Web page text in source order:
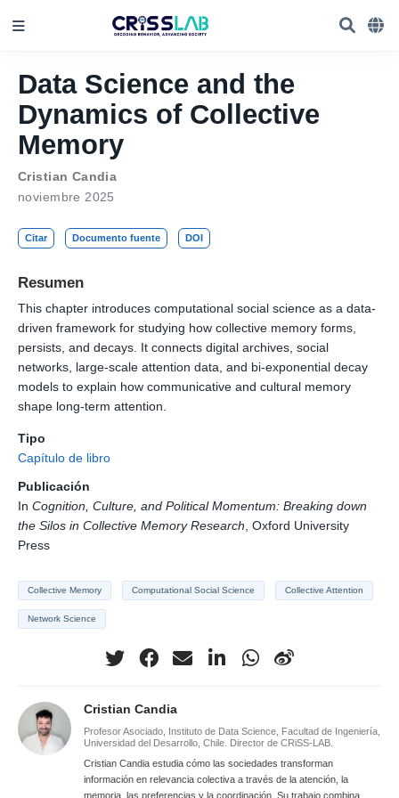
Data Science and the
Dynamics of Collective
Memory
Cristian Candia
noviembre 2025
Citar Documento fuente DOI
Resumen
This chapter introduces computational social science as a data-
driven framework for studying how collective memory forms,
persists, and decays. It connects digital archives, social
networks, large-scale attention data, and bi-exponential decay
models to explain how communicative and cultural memory
shape long-term attention.
Tipo
Capítulo de libro
Publicación
In Cognition, Culture, and Political Momentum: Breaking down
the Silos in Collective Memory Research, Oxford University
Press
Collective Memory Computational Social Science Collective Attention
Network Science
Cristian Candia
Profesor Asociado, Instituto de Data Science, Facultad de Ingeniería,
Universidad del Desarrollo, Chile. Director de CRiSS-LAB.
Cristian Candia estudia cómo las sociedades transforman
información en relevancia colectiva a través de la atención, la
memoria, las preferencias y la coordinación. Su trabajo combina